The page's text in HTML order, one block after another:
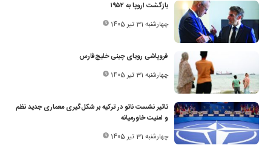
بازگشت اروپا به ۱۹۵۲
چهارشنبه 31 تیر 1405
فروپاشی رویای چینی خلیج‌فارس
چهارشنبه 31 تیر 1405
تاثیر نشست ناتو در ترکیه بر شکل‌گیری معماری جدید نظم
و امنیت خاورمیانه
چهارشنبه 31 تیر 1405